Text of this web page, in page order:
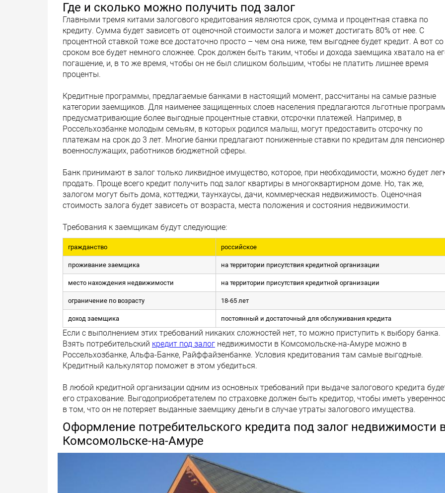
Где и сколько можно получить под залог
Главными тремя китами залогового кредитования являются срок, сумма и процентная ставка по
кредиту. Сумма будет зависеть от оценочной стоимости залога и может достигать 80% от нее. С
процентной ставкой тоже все достаточно просто – чем она ниже, тем выгоднее будет кредит. А вот со
сроком все будет немного сложнее. Срок должен быть таким, чтобы и дохода заемщика хватало на
погашение, и, в то же время, чтобы он не был слишком большим, чтобы не платить лишнее время
проценты.
Кредитные программы, предлагаемые банками в настоящий момент, рассчитаны на самые разные
категории заемщиков. Для наименее защищенных слоев населения предлагаются льготные
предусматривающие более выгодные процентные ставки, отсрочки платежей. Например, в
Россельхозбанке молодым семьям, в которых родился малыш, могут предоставить отсрочку по
платежам на срок до 3 лет. Многие банки предлагают пониженные ставки по кредитам для
военнослужащих, работников бюджетной сферы.
Банк принимают в залог только ликвидное имущество, которое, при необходимости, можно будет
продать. Проще всего кредит получить под залог квартиры в многоквартирном доме. Но, так же,
залогом могут быть дома, коттеджи, таунхаусы, дачи, коммерческая недвижимость. Оценочная
стоимость залога будет зависеть от возраста, места положения и состояния недвижимости.
Требования к заемщикам будут следующие:
гражданство российское
проживание заемщика на территории присутствия кредитной организации
место нахождения недвижимости на территории присутствия кредитной организации
ограничение по возрасту 18-65 лет
доход заемщика постоянный и достаточный для обслуживания кредита
Если с выполнением этих требований никаких сложностей нет, то можно приступить к выбору банка.
Взять потребительский кредит под залог недвижимости в Комсомольске-на-Амуре можно в
Россельхозбанке, Альфа-Банке, Райффайзенбанке. Условия кредитования там самые выгодные.
Кредитный калькулятор поможет в этом убедиться.
В любой кредитной организации одним из основных требований при выдаче залогового кредита
его страхование. Выгодоприобретателем по страховке должен быть кредитор, чтобы иметь
в том, что он не потеряет выданные заемщику деньги в случае утраты залогового имущества.
Оформление потребительского кредита под залог недвижимости
Комсомольске-на-Амуре